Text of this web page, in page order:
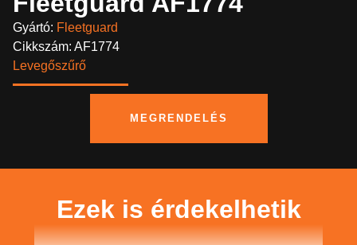
Gyártó: Fleetguard
Cikkszám: AF1774
Levegőszűrő
MEGRENDELÉS
Ezek is érdekelhetik